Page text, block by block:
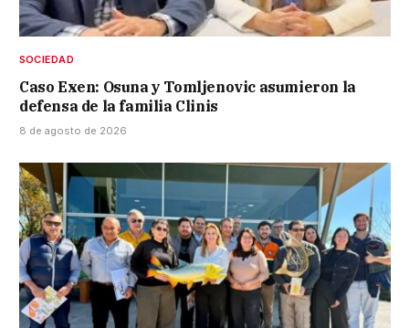
SOCIEDAD
Caso Exen: Osuna y Tomljenovic asumieron la
defensa de la familia Clinis
8 de agosto de 2026